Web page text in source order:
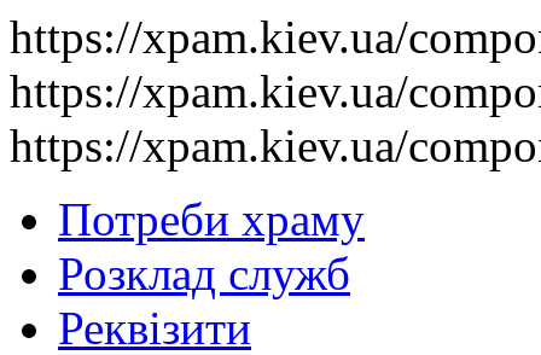
https://xpam.kiev.ua/
https://xpam.kiev.ua/
https://xpam.kiev.ua/
Потреби храму
Розклад служб
Реквізити